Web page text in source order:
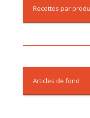
Recettes par
Articles de fond